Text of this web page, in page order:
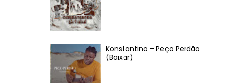
Konstantino – Peço Perdão
(Baixar)